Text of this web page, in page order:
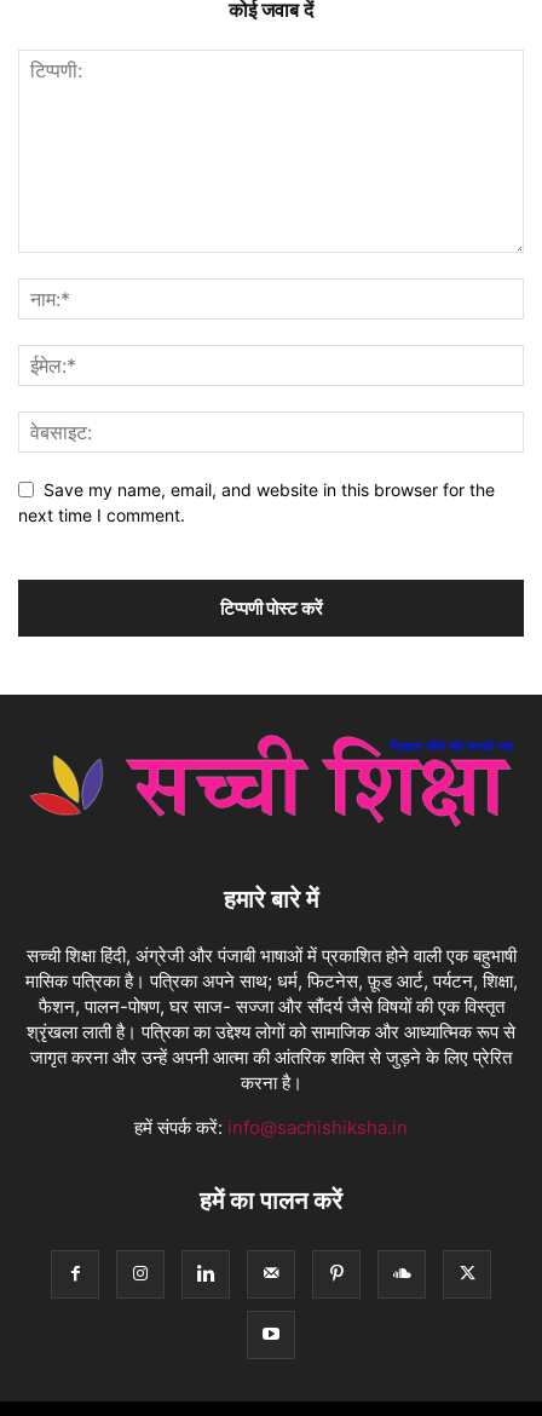
कोई जवाब दें
Save my name, email, and website in this browser for the
next time I comment.
हमारे बारे में
सच्ची शिक्षा हिंदी, अंग्रेजी और पंजाबी भाषाओं में प्रकाशित होने वाली एक बहुभाषी
मासिक पत्रिका है। पत्रिका अपने साथ; धर्म, फिटनेस, फ़ूड आर्ट, पर्यटन, शिक्षा,
फैशन, पालन-पोषण, घर साज- सज्जा और सौंदर्य जैसे विषयों की एक विस्तृत
श्रृंखला लाती है। पत्रिका का उद्देश्य लोगों को सामाजिक और आध्यात्मिक रूप से
जागृत करना और उन्हें अपनी आत्मा की आंतरिक शक्ति से जुड़ने के लिए प्रेरित
करना है।
हमें संपर्क करें: info@sachishiksha.in
हमें का पालन करें